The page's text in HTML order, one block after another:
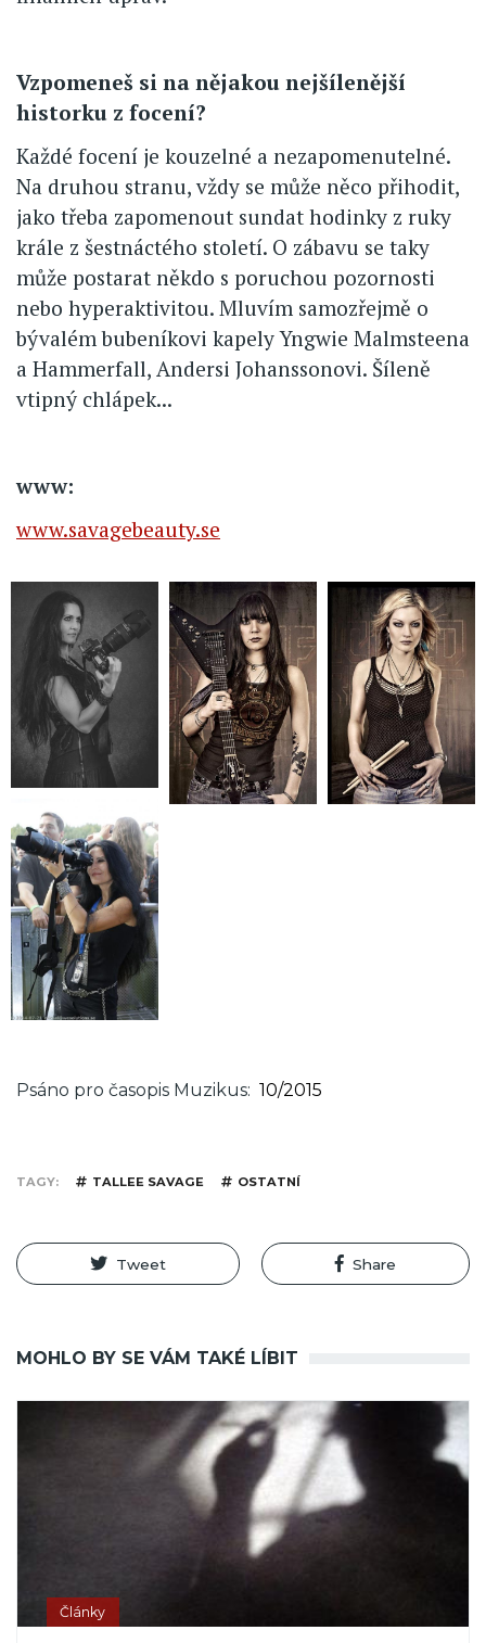
Vzpomeneš si na nějakou nejšílenější
historku z focení?
Každé focení je kouzelné a nezapomenutelné.
Na druhou stranu, vždy se může něco přihodit,
jako třeba zapomenout sundat hodinky z ruky
krále z šestnáctého století. O zábavu se taky
může postarat někdo s poruchou pozornosti
nebo hyperaktivitou. Mluvím samozřejmě o
bývalém bubeníkovi kapely Yngwie Malmsteena
a Hammerfall, Andersi Johanssonovi. Šíleně
vtipný chlápek...
www:
www.savagebeauty.se
Psáno pro časopis Muzikus 10/2015
TAGY TALLEE SAVAGE OSTATNÍ
Tweet Share
MOHLO BY SE VÁM TAKÉ LÍBIT
Články